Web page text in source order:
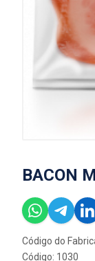
BACON
Código do
Código: 1030